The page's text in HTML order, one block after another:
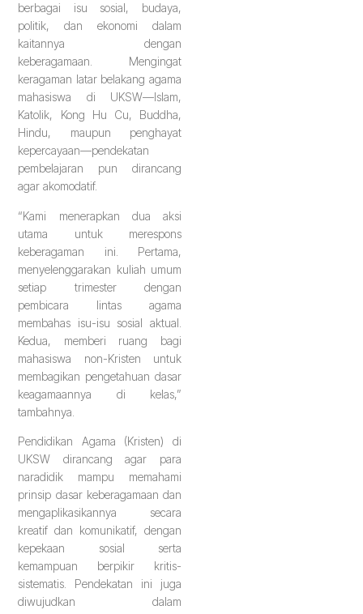
berbagai isu sosial, budaya,
politik, dan ekonomi dalam
kaitannya dengan
keberagamaan. Mengingat
keragaman latar belakang agama
mahasiswa di UKSW—Islam,
Katolik, Kong Hu Cu, Buddha,
Hindu, maupun penghayat
kepercayaan—pendekatan
pembelajaran pun dirancang
agar akomodatif.
“Kami menerapkan dua aksi
utama untuk merespons
keberagaman ini. Pertama,
menyelenggarakan kuliah umum
setiap trimester dengan
pembicara lintas agama
membahas isu-isu sosial aktual.
Kedua, memberi ruang bagi
mahasiswa non-Kristen untuk
membagikan pengetahuan dasar
keagamaannya di kelas,”
tambahnya.
Pendidikan Agama (Kristen) di
UKSW dirancang agar para
naradidik mampu memahami
prinsip dasar keberagamaan dan
mengaplikasikannya secara
kreatif dan komunikatif, dengan
kepekaan sosial serta
kemampuan berpikir kritis-
sistematis. Pendekatan ini juga
diwujudkan dalam